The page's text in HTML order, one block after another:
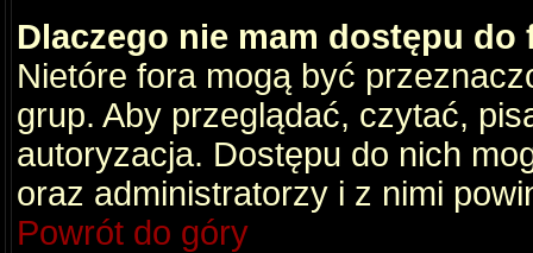
Dlaczego nie mam dostępu do
Nietóre fora mogą być
grup. Aby przeglądać, czytać,
autoryzacja. Dostępu do nich
oraz administratorzy i z nimi
Powrót do góry